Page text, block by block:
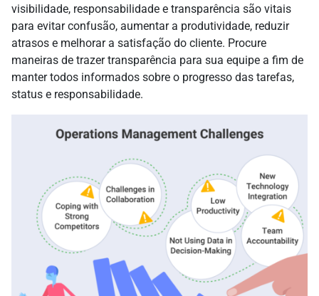
visibilidade, responsabilidade e transparência são vitais
para evitar confusão, aumentar a produtividade, reduzir
atrasos e melhorar a satisfação do cliente. Procure
maneiras de trazer transparência para sua equipe a fim de
manter todos informados sobre o progresso das tarefas,
status e responsabilidade.